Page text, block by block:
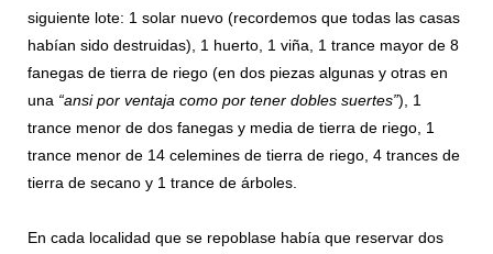
siguiente lote: 1 solar nuevo (recordemos que todas las casas
habían sido destruidas), 1 huerto, 1 viña, 1 trance mayor de 8
fanegas de tierra de riego (en dos piezas algunas y otras en
una “ansi por ventaja como por tener dobles suertes”), 1
trance menor de dos fanegas y media de tierra de riego, 1
trance menor de 14 celemines de tierra de riego, 4 trances de
tierra de secano y 1 trance de árboles.
En cada localidad que se repoblase había que reservar dos